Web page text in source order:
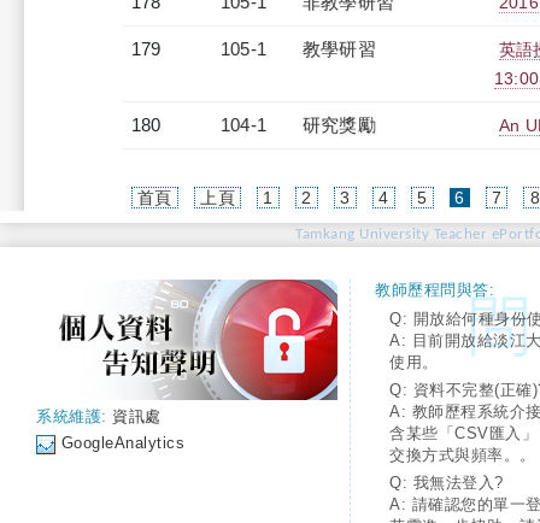
179 105-1 教學研習
英語
180 104-1 研究獎勵 An
首頁 上頁 1 2 3 4 5 6(current)
7 8
Tamkang University Teacher
系統維護: 資訊處
GoogleAnalytics
教師歷程問與答:
Q: 開放給何種身份
A: 目前開放給淡江
使用。
Q: 資料不完整(正確
A: 教師歷程系統介
含某些「CSV匯入
交換方式與頻率。。
Q: 我無法登入?
A: 請確認您的單一